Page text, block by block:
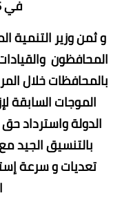
في 26 مارس الجارى .
و ثمن وزير التنمية
المحافظون
الموجات السابقة
الدولة واسترداد
بالتنسيق الجيد
تعديات و سرعة